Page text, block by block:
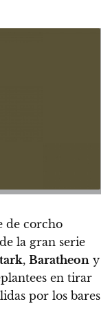
de corcho
la gran serie
, Baratheon y
en tirar
por los bares